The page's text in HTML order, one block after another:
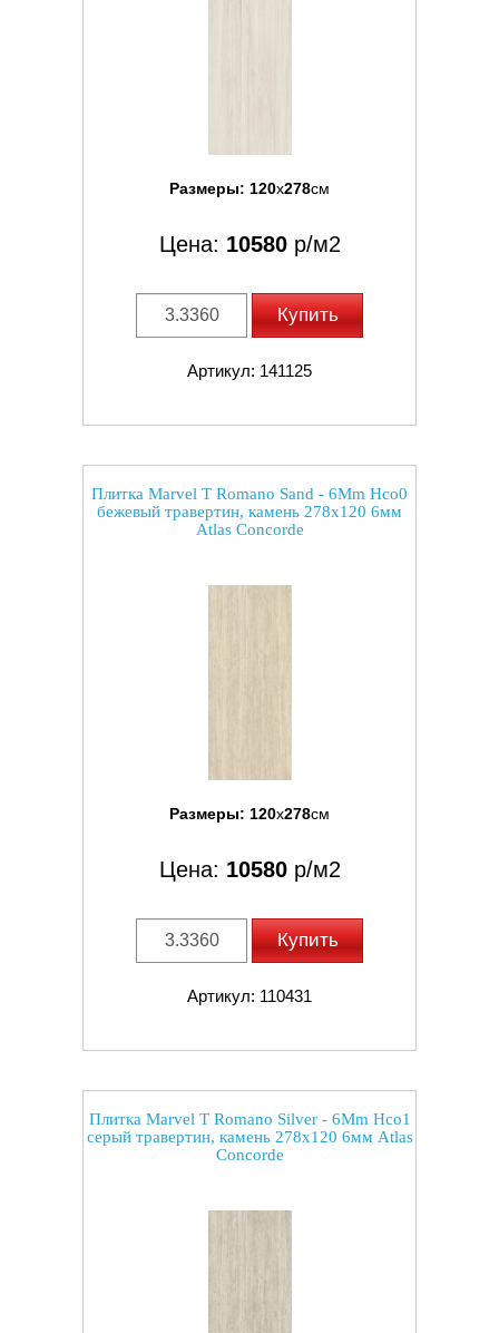
Размеры: 120x278см
Цена: 10580р/м2
Купить
Артикул: 141125
Плитка Marvel T Romano Sand - 6Mm Hco0
бежевый травертин, камень 278x120 6мм
Atlas Concorde
Размеры: 120x278см
Цена: 10580р/м2
Купить
Артикул: 110431
Плитка Marvel T Romano Silver - 6Mm Hco1
серый травертин, камень 278x120 6мм Atlas
Concorde